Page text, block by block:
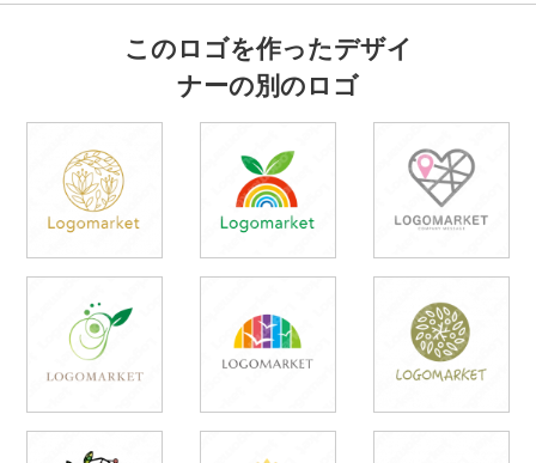
このロゴを作ったデザイ
ナーの別のロゴ